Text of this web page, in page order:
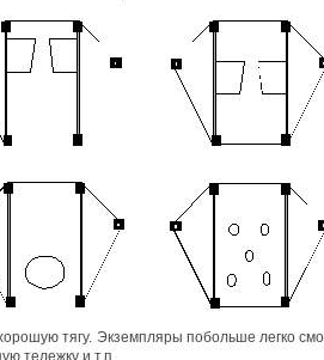
тягу. Экземпляры побольше легко
тележку и т.п.